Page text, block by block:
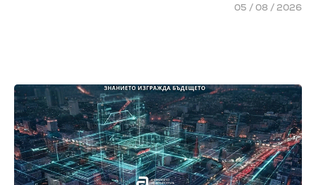
05 / 08 / 2026